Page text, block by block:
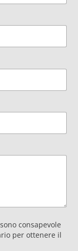
consapevole
per ottenere il